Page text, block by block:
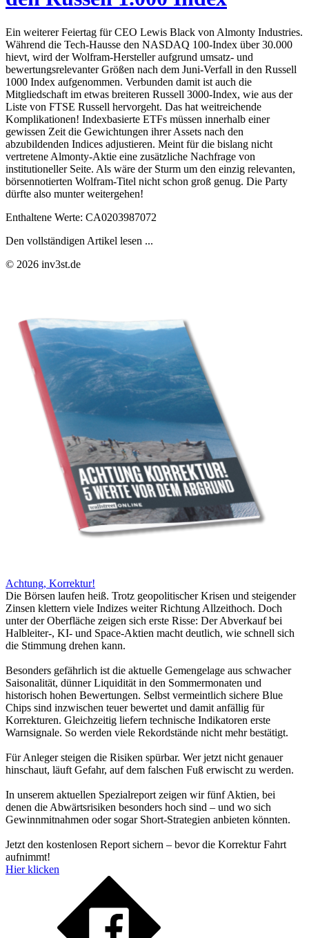
Ein weiterer Feiertag für CEO Lewis Black von Almonty Industries.
Während die Tech-Hausse den NASDAQ 100-Index über 30.000
hievt, wird der Wolfram-Hersteller aufgrund umsatz- und
bewertungsrelevanter Größen nach dem Juni-Verfall in den Russell
1000 Index aufgenommen. Verbunden damit ist auch die
Mitgliedschaft im etwas breiteren Russell 3000-Index, wie aus der
Liste von FTSE Russell hervorgeht. Das hat weitreichende
Komplikationen! Indexbasierte ETFs müssen innerhalb einer
gewissen Zeit die Gewichtungen ihrer Assets nach den
abzubildenden Indices adjustieren. Meint für die bislang nicht
vertretene Almonty-Aktie eine zusätzliche Nachfrage von
institutioneller Seite. Als wäre der Sturm um den einzig relevanten,
börsennotierten Wolfram-Titel nicht schon groß genug. Die Party
dürfte also munter weitergehen!
Enthaltene Werte: CA0203987072
Den vollständigen Artikel lesen ...
© 2026 inv3st.de
Achtung, Korrektur!
Die Börsen laufen heiß. Trotz geopolitischer Krisen und steigender
Zinsen klettern viele Indizes weiter Richtung Allzeithoch. Doch
unter der Oberfläche zeigen sich erste Risse: Der Abverkauf bei
Halbleiter-, KI- und Space-Aktien macht deutlich, wie schnell sich
die Stimmung drehen kann.
Besonders gefährlich ist die aktuelle Gemengelage aus schwacher
Saisonalität, dünner Liquidität in den Sommermonaten und
historisch hohen Bewertungen. Selbst vermeintlich sichere Blue
Chips sind inzwischen teuer bewertet und damit anfällig für
Korrekturen. Gleichzeitig liefern technische Indikatoren erste
Warnsignale. So werden viele Rekordstände nicht mehr bestätigt.
Für Anleger steigen die Risiken spürbar. Wer jetzt nicht genauer
hinschaut, läuft Gefahr, auf dem falschen Fuß erwischt zu werden.
In unserem aktuellen Spezialreport zeigen wir fünf Aktien, bei
denen die Abwärtsrisiken besonders hoch sind – und wo sich
Gewinnmitnahmen oder sogar Short-Strategien anbieten könnten.
Jetzt den kostenlosen Report sichern – bevor die Korrektur Fahrt
aufnimmt!
Hier klicken